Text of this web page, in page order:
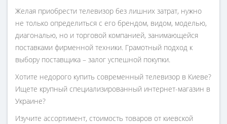
Желая приобрести телевизор без лишних затрат, нужно
не только определиться с его брендом, видом, моделью,
диагональю, но и торговой компанией, занимающейся
поставками фирменной техники. Грамотный подход к
выбору поставщика – залог успешной покупки.
Хотите недорого купить современный телевизор в Киеве?
Ищете крупный специализированный интернет-магазин в
Украине?
Изучите ассортимент, стоимость товаров от киевской